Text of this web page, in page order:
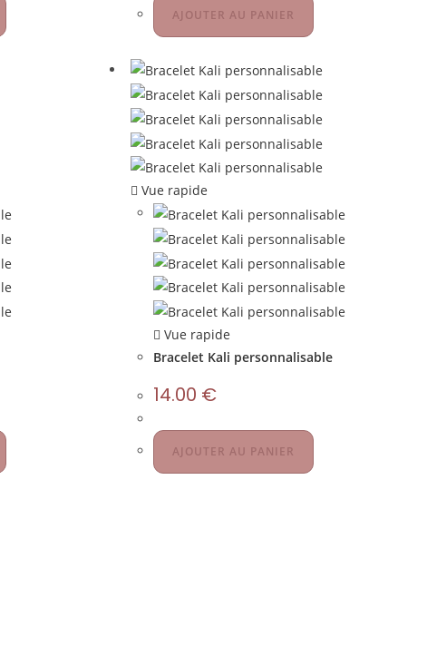
AJOUTER AU PANIER
Vue rapide
Vue rapide
Bracelet Kali personnalisable
14.00 €
AJOUTER AU PANIER